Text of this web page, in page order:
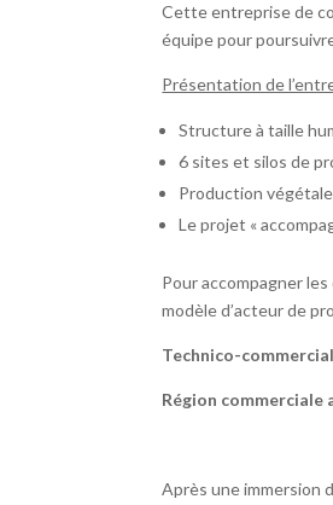
Cette entreprise de
équipe pour
Présentation de
Structure à taille
6 sites et silos de
Production
Le projet «
Pour accompagner
modèle d’acteur de
Technico-
Région commerciale
Après une immersion